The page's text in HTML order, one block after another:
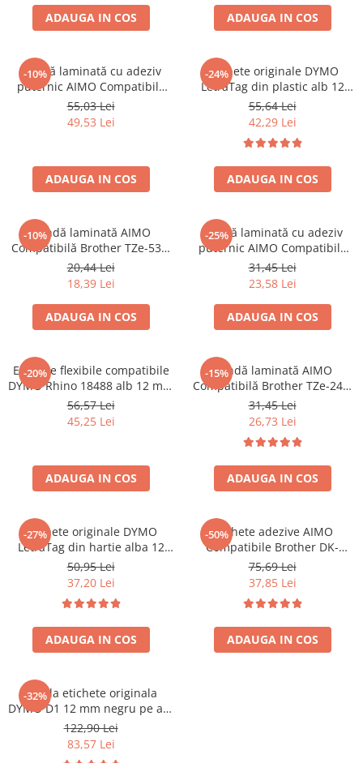
ADAUGA IN COS ADAUGA IN COS
-10%
Bandă laminată cu adeziv
puternic AIMO Compatibilă
Brother TZe-S651, 24 mm text
negru pe galben, pentru
suprafețe plane, semnalizare
lungă durată
55,03 Lei
49,53 Lei
ADAUGA IN COS
-24%
Etichete originale DYMO
LetraTag din plastic alb 12
mm pentru organizare acasa,
birou si scoala S0721660
55,64 Lei
42,29 Lei
ADAUGA IN COS
-10%
Bandă laminată AIMO
Compatibilă Brother TZe-531,
12 mm text negru pe albastru,
pentru organizare
documente, identificare
bunuri și etichetare
profesională
20,44 Lei
18,39 Lei
ADAUGA IN COS
-25%
Bandă laminată cu adeziv
puternic AIMO Compatibilă
Brother TZe-S621, 9 mm text
negru pe galben, pentru
suprafețe plane, identificare
rapidă și siguranță vizuală
31,45 Lei
23,58 Lei
ADAUGA IN COS
-20%
Etichete flexibile compatibile
DYMO Rhino 18488 alb 12 mm
pentru identificarea cablurilor
și fibrei optice prin înfășurare
56,57 Lei
45,25 Lei
ADAUGA IN COS
-15%
Bandă laminată AIMO
Compatibilă Brother TZe-241,
18 mm text negru pe alb,
pentru etichetare industrială,
identificare echipamente și
depozitare
31,45 Lei
26,73 Lei
ADAUGA IN COS
-27%
Etichete originale DYMO
LetraTag din hartie alba 12
mm pentru borcane,
recipiente si organizare acasa
S0721510
50,95 Lei
37,20 Lei
ADAUGA IN COS
-50%
Etichete adezive AIMO
Compatibile Brother DK-
11241, 102 x 152 mm, pentru
AWB, curierat și etichete
transport
75,69 Lei
37,85 Lei
ADAUGA IN COS
-32%
Banda etichete originala
DYMO D1 12 mm negru pe alb
pentru documente,
bibliorafturi, rafturi si
organizare generala S0720530
122,90 Lei
83,57 Lei